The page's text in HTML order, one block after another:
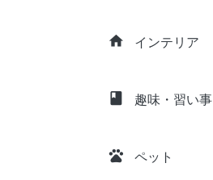
home インテリア
class 趣味・習い事
pets ペット